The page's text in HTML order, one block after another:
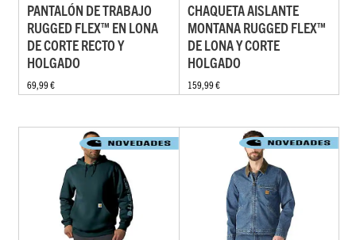
PANTALÓN DE TRABAJO
RUGGED FLEX™ EN LONA
DE CORTE RECTO Y
HOLGADO
69,99 €
CHAQUETA AISLANTE
MONTANA RUGGED FLEX™
DE LONA Y CORTE
HOLGADO
159,99 €